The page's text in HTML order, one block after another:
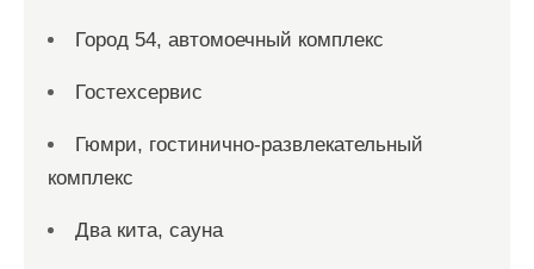
Город 54, автомоечный комплекс
Гостехсервис
Гюмри, гостинично-развлекательный
комплекс
Два кита, сауна